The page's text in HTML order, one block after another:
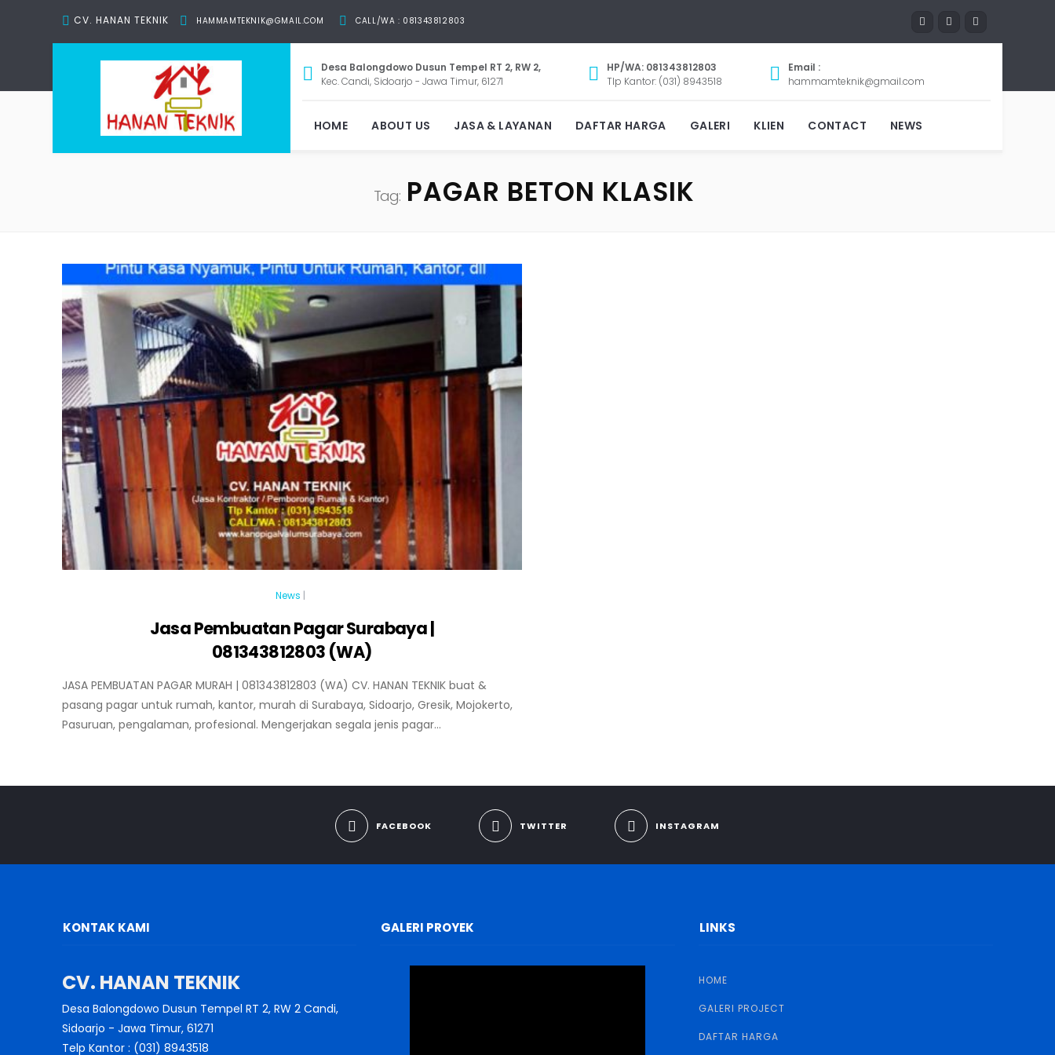
CV. HANAN TEKNIK HAMMAMTEKNIK@GMAIL.COM CALL/WA : 081343812803
Desa Balongdowo Dusun Tempel RT 2, RW 2,
Kec. Candi, Sidoarjo - Jawa Timur, 61271
HP/WA: 081343812803
Tlp Kantor: (031) 8943518
Email :
hammamteknik@gmail.com
HOME ABOUT US JASA & LAYANAN DAFTAR HARGA GALERI KLIEN CONTACT NEWS
Tag:PAGAR BETON KLASIK
News |
Jasa Pembuatan Pagar Surabaya |
081343812803 (WA)
JASA PEMBUATAN PAGAR MURAH | 081343812803 (WA) CV. HANAN TEKNIK buat &
pasang pagar untuk rumah, kantor, murah di Surabaya, Sidoarjo, Gresik, Mojokerto,
Pasuruan, pengalaman, profesional. Mengerjakan segala jenis pagar...
FACEBOOK TWITTER INSTAGRAM
KONTAK KAMI
CV. HANAN TEKNIK
Desa Balongdowo Dusun Tempel RT 2, RW 2 Candi,
Sidoarjo - Jawa Timur, 61271
Telp Kantor : (031) 8943518
GALERI PROYEK LINKS
HOME
GALERI PROJECT
DAFTAR HARGA